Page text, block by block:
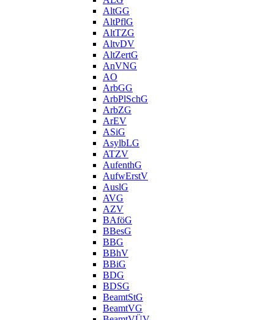
AltGG
AltPflG
AltTZG
AltvDV
AltZertG
AnVNG
AO
ArbGG
ArbPlSchG
ArbZG
ArEV
ASiG
AsylbLG
ATZV
AufenthG
AufwErstV
AuslG
AVG
AZV
BAföG
BBesG
BBG
BBhV
BBiG
BDG
BDSG
BeamtStG
BeamtVG